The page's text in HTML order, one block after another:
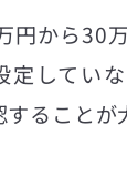
円から30
定してい
ることが